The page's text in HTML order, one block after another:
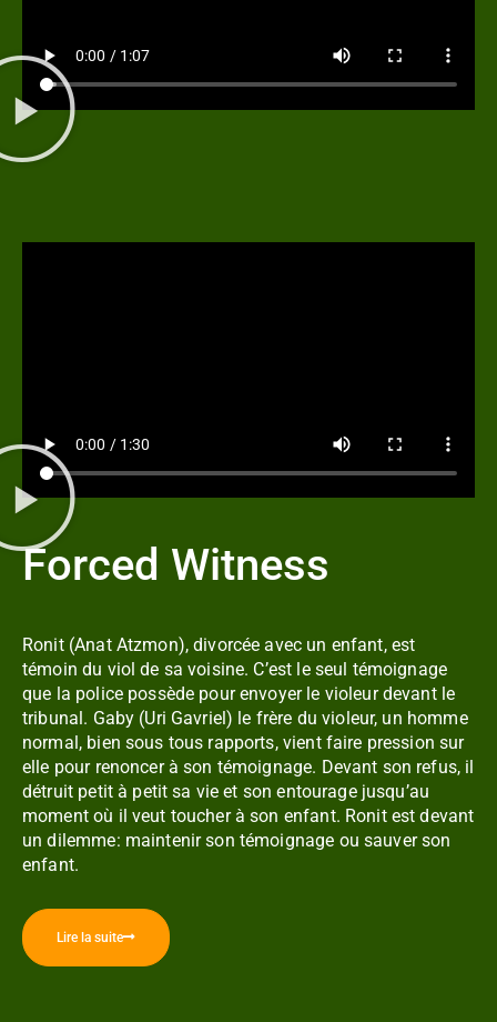
Forced Witness
Ronit (Anat Atzmon), divorcée avec un enfant, est
témoin du viol de sa voisine. C’est le seul témoignage
que la police possède pour envoyer le violeur devant le
tribunal. Gaby (Uri Gavriel) le frère du violeur, un homme
normal, bien sous tous rapports, vient faire pression sur
elle pour renoncer à son témoignage. Devant son refus, il
détruit petit à petit sa vie et son entourage jusqu’au
moment où il veut toucher à son enfant. Ronit est devant
un dilemme: maintenir son témoignage ou sauver son
enfant.
Lire la suite